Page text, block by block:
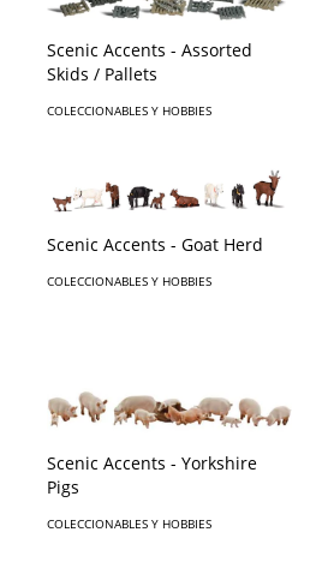
Scenic Accents - Assorted
Skids / Pallets
COLECCIONABLES Y HOBBIES
Scenic Accents - Goat Herd
COLECCIONABLES Y HOBBIES
Scenic Accents - Yorkshire
Pigs
COLECCIONABLES Y HOBBIES